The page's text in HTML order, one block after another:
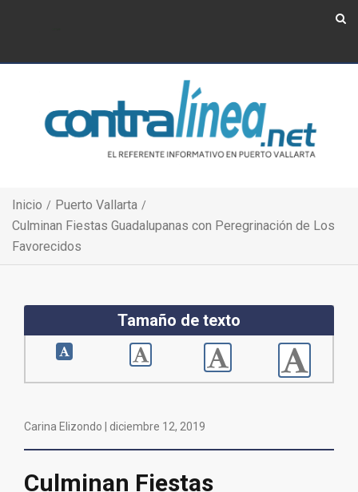
Inicio
Puerto Vallarta
Culminan Fiestas Guadalupanas con Peregrinación de Los
Favorecidos
Tamaño de texto
Carina Elizondo | diciembre 12, 2019
Culminan Fiestas